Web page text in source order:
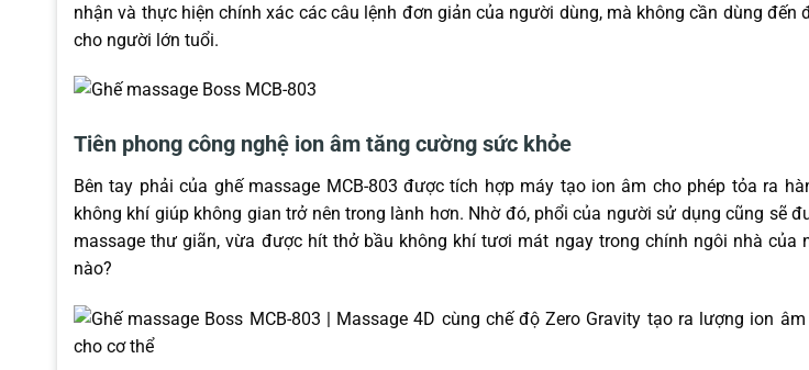
nhận và thực hiện chính xác các câu lệnh đơn giản của người dùng, mà không cần dùng đến
cho người lớn tuổi.
Tiên phong công nghệ ion âm tăng cường sức khỏe
Bên tay phải của ghế massage MCB-803 được tích hợp máy tạo ion âm cho phép tỏa ra
không khí giúp không gian trở nên trong lành hơn. Nhờ đó, phổi của người sử dụng cũng sẽ
massage thư giãn, vừa được hít thở bầu không khí tươi mát ngay trong chính ngôi nhà của
nào?